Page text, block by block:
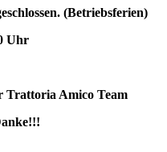
(Betriebsferien)
Uhr
Team